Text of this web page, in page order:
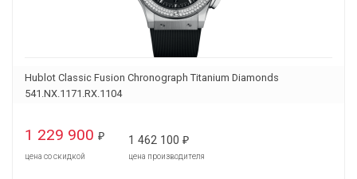
Hublot Classic Fusion Chronograph Titanium Diamonds
541.NX.1171.RX.1104
1 229 900 ₽
цена со скидкой
1 462 100 ₽
цена производителя